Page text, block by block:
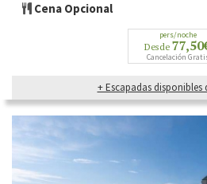
Cena Opcional
pers/noche
Desde
Cancelación
+ Escapadas disponibles